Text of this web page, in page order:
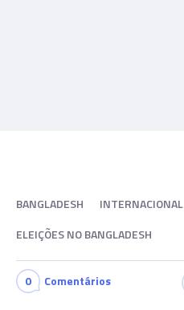
BANGLADESH
INTERNACIONAL
ELEIÇÕES NO BANGLADESH
0 Comentários